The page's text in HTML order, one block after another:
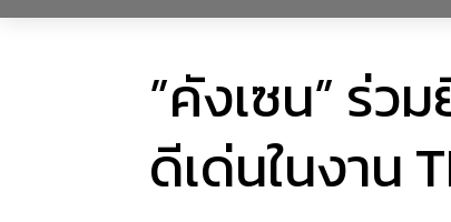
”คังเซน” ร่
ดีเด่นในงาน